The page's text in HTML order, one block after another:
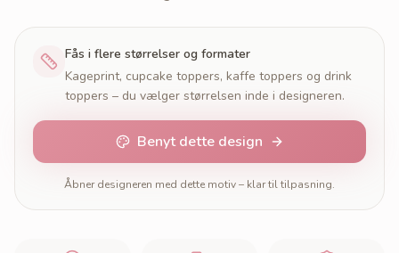
Fås i flere størrelser og formater
Kageprint, cupcake toppers, kaffe toppers og drink
toppers – du vælger størrelsen inde i designeren.
Benyt dette design
Åbner designeren med dette motiv – klar til tilpasning.